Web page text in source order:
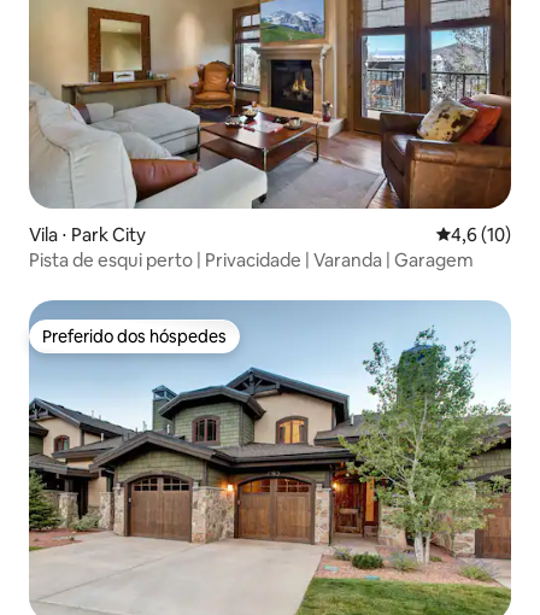
Vila ⋅ Park City 4,6 de uma
4,6 (10)
Pista de esqui perto | Privacidade | Varanda | Garagem
Preferido dos hóspedes
Preferido dos hóspedes